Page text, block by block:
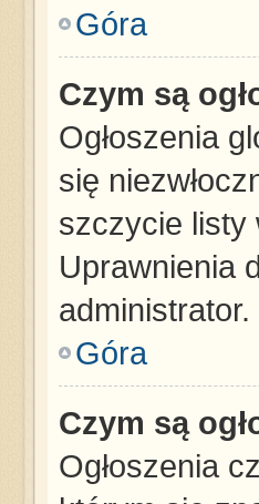
Góra
Czym są
Ogłoszenia
się
szczycie listy
Uprawnienia
administrator.
Góra
Czym są
Ogłoszenia